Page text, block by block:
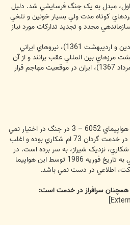
و عراق، در 2 سال اول، مبدل به يک جنگ فرسايشي شد. دليل
کوتاه مدت ولي بسيار خونين و تلخي
مجدد و تجديد تدارکات مورد نياز
سرانجام در بهار سال 1982، (فروردين و ارديبهشت 1361)، نيروهاي ايراني
مرزهاي بين المللي عقب برانند و از آن
تاريخ تا اواسط سال 1988 (تير و مرداد 1367)، ايران در موقعيت مهاجم قرار
اطلاعات چنداني از سابقهء خدمتي هواپيماي 6052 – 3 در جنگ در اختيار نمي
باشد، جز آنکه اين هواپيما از ابتدا، در خدمت گردان 73 ام شکاري بوده و اغلب
نزديک شيراز، به سر برده است. در
اين مدت، يک فروند MiG-25 عراقي به تاريخ فوريه 1986 توسط اين هواپيما
اطلاعي در دست نمي باشد.